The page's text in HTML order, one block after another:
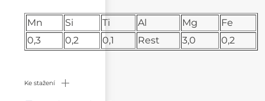
Mn Si Ti Al Mg
Fe
0,3
0,2 0,1 Rest 3,0 0,2
Ke stažení